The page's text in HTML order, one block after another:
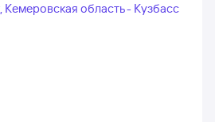
область - Кузбасс